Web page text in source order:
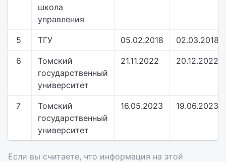
школа
управления
5 ТГУ 05.02.2018 02.03.2018
6
Томский
государственный
университет
21.11.2022 20.12.2022
7
Томский
государственный
университет
16.05.2023 19.06.2023
Если вы считаете, что информация на этой